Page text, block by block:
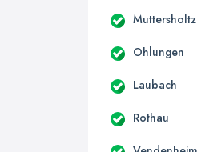
Muttersholtz
Ohlungen
Laubach
Rothau